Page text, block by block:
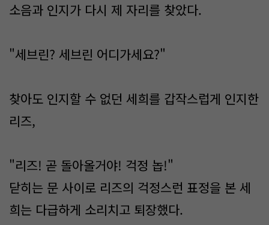
소음과 인지가 다시 제 자리를 찾았다.
"세브린? 세브린 어디가세요?"
찾아도 인지할 수 없던 세희를 갑작스럽게 인지한
리즈,
"리즈! 곧 돌아올거야! 걱정 놉!"
닫히는 문 사이로 리즈의 걱정스런 표정을 본 세
희는 다급하게 소리치고 퇴장했다.